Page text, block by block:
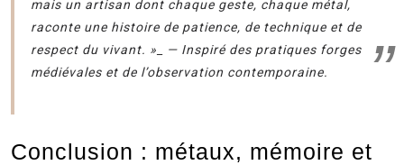
mais un artisan dont chaque geste, chaque métal,
raconte une histoire de patience, de technique et de
respect du vivant. »_ — Inspiré des pratiques forges
médiévales et de l’observation contemporaine.
Conclusion : métaux, mémoire et